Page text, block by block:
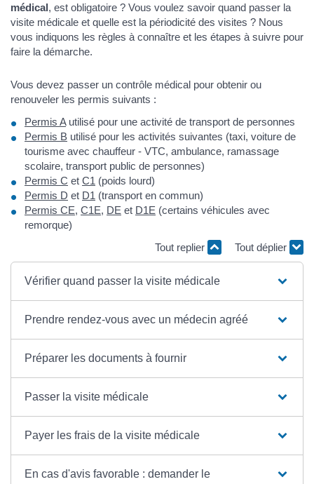
médical, est obligatoire ? Vous voulez savoir quand passer la
visite médicale et quelle est la périodicité des visites ? Nous
vous indiquons les règles à connaître et les étapes à suivre pour
faire la démarche.
Vous devez passer un contrôle médical pour obtenir ou
renouveler les permis suivants :
Permis Autilisé pour une activité de transport de personnes
Permis B utilisé pour les activités suivantes (taxi, voiture de
tourisme avec chauffeur - VTC, ambulance, ramassage
scolaire, transport public de personnes)
Permis C et C1 (poids lourd)
Permis D et D1 (transport en commun)
Permis CE, C1E, DE et D1E (certains véhicules avec
remorque)
Tout replier
Tout déplier
Vérifier quand passer la visite médicale
Prendre rendez-vous avec un médecin agréé
Préparer les documents à fournir
Passer la visite médicale
Payer les frais de la visite médicale
En cas d'avis favorable : demander le